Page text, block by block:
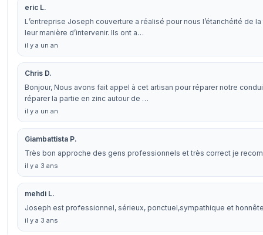
eric L.
L’entreprise Joseph couverture a réalisé pour nous l’étanchéité de
leur manière d’intervenir. Ils ont a…
il y a un an
Chris D.
Bonjour, Nous avons fait appel à cet artisan pour réparer notre
réparer la partie en zinc autour de …
il y a un an
Giambattista P.
Très bon approche des gens professionnels et très correct je
il y a 3 ans
mehdi L.
Joseph est professionnel, sérieux, ponctuel,sympathique et
il y a 3 ans